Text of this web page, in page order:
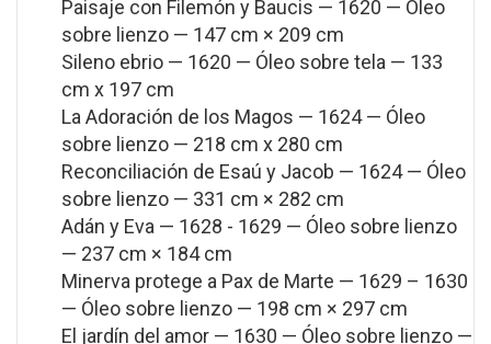
Paisaje con Filemón y Baucis — 1620 — Óleo
sobre lienzo — 147 cm × 209 cm
Sileno ebrio — 1620 — Óleo sobre tela — 133
cm x 197 cm
La Adoración de los Magos — 1624 — Óleo
sobre lienzo — 218 cm x 280 cm
Reconciliación de Esaú y Jacob — 1624 — Óleo
sobre lienzo — 331 cm × 282 cm
Adán y Eva — 1628 - 1629 — Óleo sobre lienzo
— 237 cm × 184 cm
Minerva protege a Pax de Marte — 1629 – 1630
— Óleo sobre lienzo — 198 cm × 297 cm
El jardín del amor — 1630 — Óleo sobre lienzo —